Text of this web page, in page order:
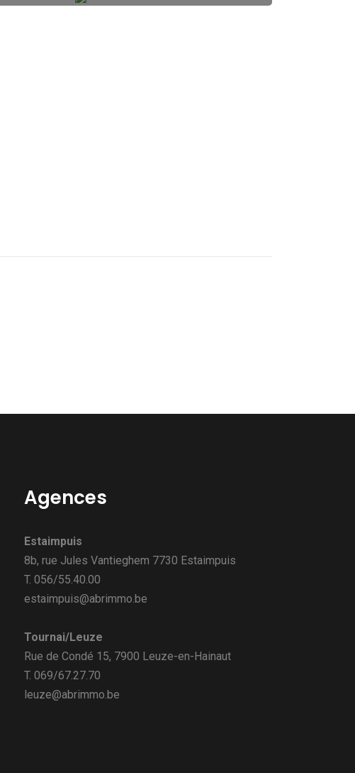
Agences
Estaimpuis
8b, rue Jules Vantieghem 7730 Estaimpuis
T. 056/55.40.00
estaimpuis@abrimmo.be
Tournai/Leuze
Rue de Condé 15, 7900 Leuze-en-Hainaut
T. 069/67.27.70
leuze@abrimmo.be